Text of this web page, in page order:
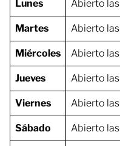
Lunes Abierto
Martes Abierto
Miércoles Abierto
Jueves Abierto
Viernes Abierto
Sábado Abierto